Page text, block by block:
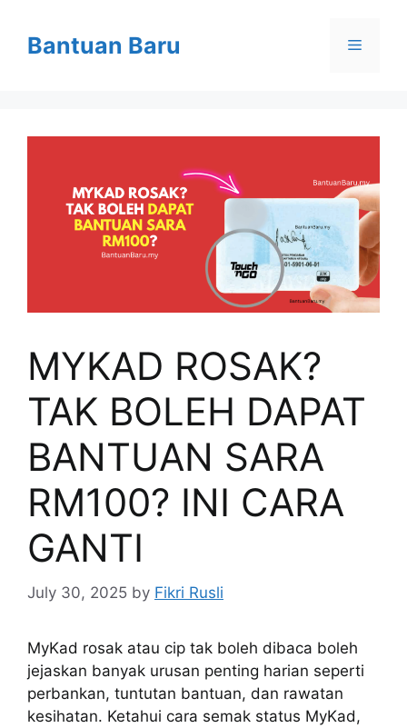
contentBantuan Baru Menu
MYKAD ROSAK?
TAK BOLEH DAPAT
BANTUAN SARA
RM100? INI CARA
GANTI
July 30, 2025 by Fikri Rusli
MyKad rosak atau cip tak boleh dibaca boleh
jejaskan banyak urusan penting harian seperti
perbankan, tuntutan bantuan, dan rawatan
kesihatan. Ketahui cara semak status MyKad,